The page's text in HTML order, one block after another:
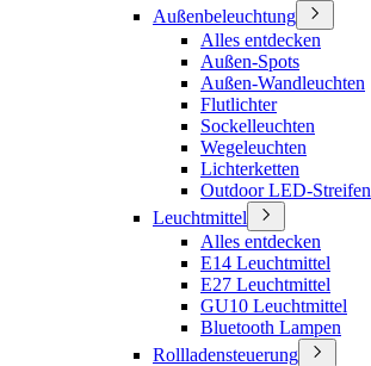
Außenbeleuchtung
Alles entdecken
Außen-Spots
Außen-Wandleuchten
Flutlichter
Sockelleuchten
Wegeleuchten
Lichterketten
Outdoor LED-Streifen
Leuchtmittel
Alles entdecken
E14 Leuchtmittel
E27 Leuchtmittel
GU10 Leuchtmittel
Bluetooth Lampen
Rollladensteuerung